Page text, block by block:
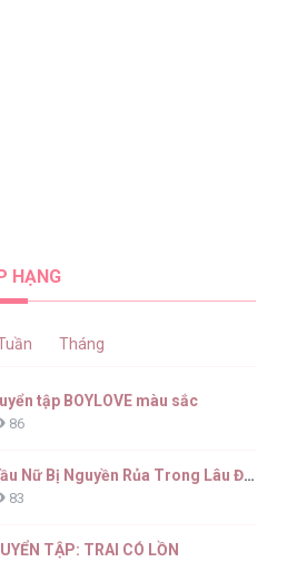
HẠNG
Tháng
tập BOYLOVE màu sắc
86
Hầu Nữ Bị Nguyền Rủa Trong Lâu Đài Của Công Tước
83
TẬP: TRAI CÓ LỒN